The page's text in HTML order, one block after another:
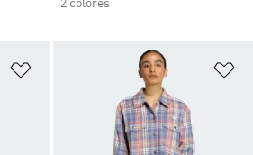
2 colores
Añadir a la lista de deseos